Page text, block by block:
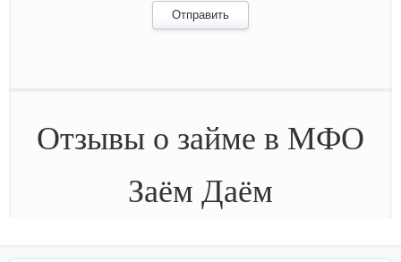
Отзывы о займе в МФО
Заём Даём